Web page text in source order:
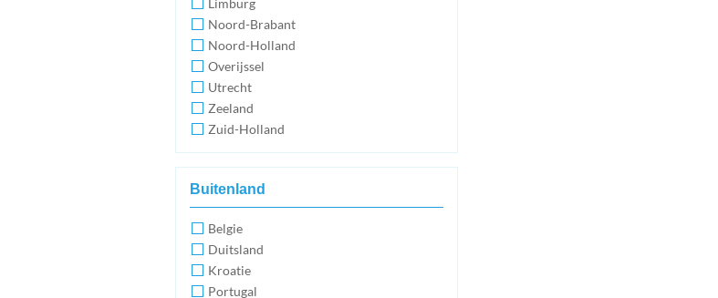
Limburg
Noord-Brabant
Noord-Holland
Overijssel
Utrecht
Zeeland
Zuid-Holland
Buitenland
Belgie
Duitsland
Kroatie
Portugal